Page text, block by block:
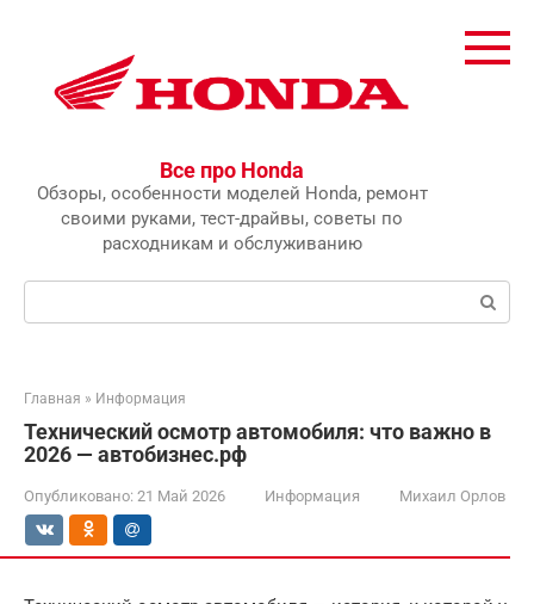
Все про Honda
Обзоры, особенности моделей Honda, ремонт
своими руками, тест-драйвы, советы по
расходникам и обслуживанию
Главная » Информация
Технический осмотр автомобиля: что важно в
2026 — автобизнес.рф
Опубликовано: 21 Май 2026 Информация Михаил Орлов